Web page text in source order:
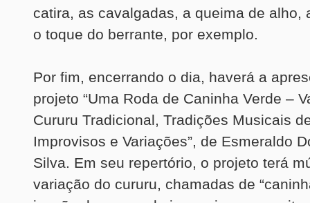
catira, as cavalgadas, a queima de alho,
o toque do berrante, por exemplo.
Por fim, encerrando o dia, haverá a
projeto “Uma Roda de Caninha Verde –
Cururu Tradicional, Tradições Musicais
Improvisos e Variações”, de Esmeraldo
Silva. Em seu repertório, o projeto terá
variação do cururu, chamadas de